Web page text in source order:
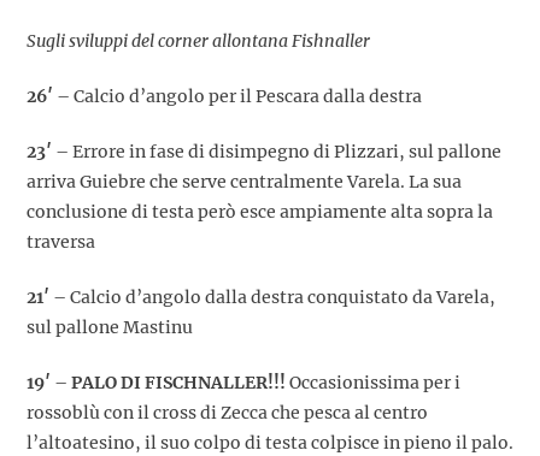
Sugli sviluppi del corner allontana Fishnaller
26′ – Calcio d’angolo per il Pescara dalla destra
23′ – Errore in fase di disimpegno di Plizzari, sul pallone
arriva Guiebre che serve centralmente Varela. La sua
conclusione di testa però esce ampiamente alta sopra la
traversa
21′ – Calcio d’angolo dalla destra conquistato da Varela,
sul pallone Mastinu
19′ – PALO DI FISCHNALLER!!! Occasionissima per i
rossoblù con il cross di Zecca che pesca al centro
l’altoatesino, il suo colpo di testa colpisce in pieno il palo.